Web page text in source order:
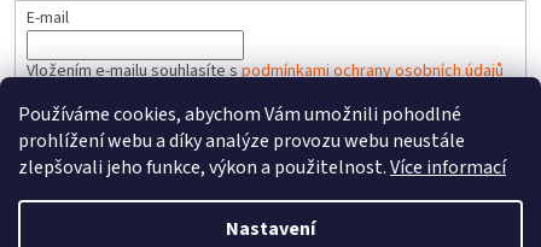
Používáme cookies, abychom Vám umožnili pohodlné
prohlížení webu a díky analýze provozu webu neustále
zlepšovali jeho funkce, výkon a použitelnost.Více informací
Nastavení
E-mail
Vložením e-mailu souhlasíte spodmínkami ochrany osobních údajů
PŘIHLÁSIT SE
Vytvořil Shoptet